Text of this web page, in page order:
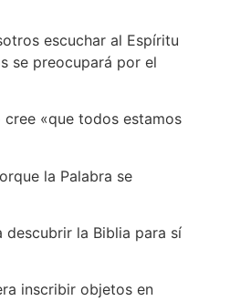
escuchar al Espíritu
se preocupará por el
«que todos estamos
la Palabra se
la Biblia para sí
inscribir objetos en